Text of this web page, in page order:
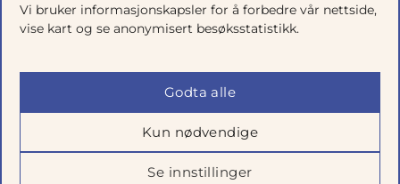
Vi bruker informasjonskapsler for å forbedre vår nettside,
vise kart og se anonymisert besøksstatistikk.
Godta alle
Kun nødvendige
Se innstillinger